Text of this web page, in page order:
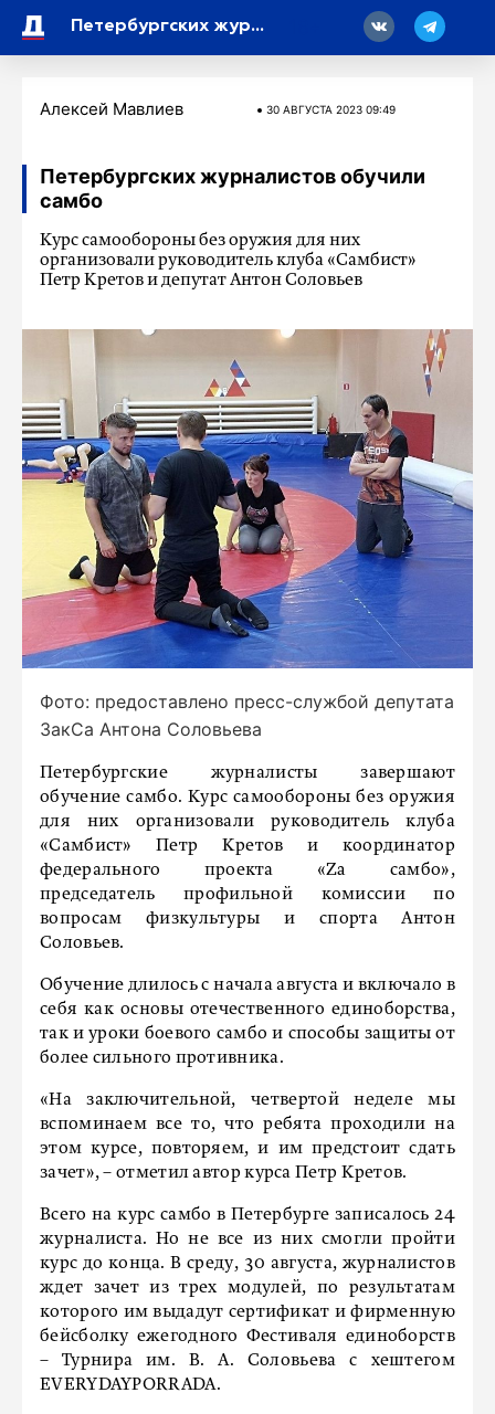
Петербургских журналистов обучили самбо
Алексей Мавлиев 30 АВГУСТА 2023 09:49
Петербургских журналистов обучили
самбо
Курс самообороны без оружия для них
организовали руководитель клуба «Самбист»
Петр Кретов и депутат Антон Соловьев
Фото: предоставлено пресс-службой депутата
ЗакСа Антона Соловьева
Петербургские журналисты завершают
обучение самбо. Курс самообороны без оружия
для них организовали руководитель клуба
«Самбист» Петр Кретов и координатор
федерального проекта «Za самбо»,
председатель профильной комиссии по
вопросам физкультуры и спорта Антон
Соловьев.
Обучение длилось с начала августа и включало в
себя как основы отечественного единоборства,
так и уроки боевого самбо и способы защиты от
более сильного противника.
«На заключительной, четвертой неделе мы
вспоминаем все то, что ребята проходили на
этом курсе, повторяем, и им предстоит сдать
зачет», – отметил автор курса Петр Кретов.
Всего на курс самбо в Петербурге записалось 24
журналиста. Но не все из них смогли пройти
курс до конца. В среду, 30 августа, журналистов
ждет зачет из трех модулей, по результатам
которого им выдадут сертификат и фирменную
бейсболку ежегодного Фестиваля единоборств
– Турнира им. В. А. Соловьева с хештегом
EVERYDAYPORRADA.